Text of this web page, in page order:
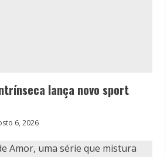
lança novo sport
6, 2026